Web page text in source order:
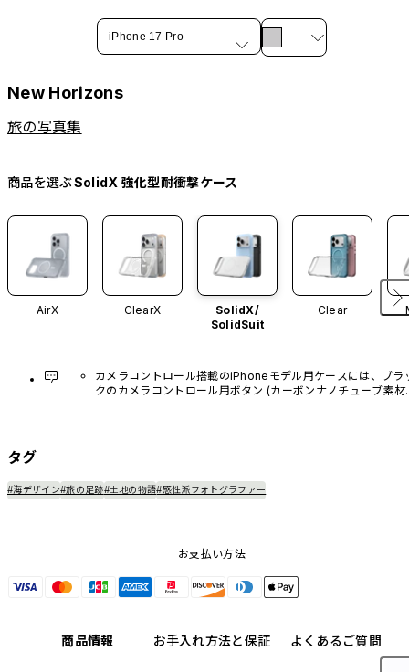
iPhone 17 Pro
New Horizons
旅の写真集
商品を選ぶSolidX 強化型耐衝撃ケース
AirX ClearX
SolidX/
SolidSuit
Clear
カメラコントロール搭載のiPhoneモデル用ケースには、ブラ
クのカメラコントロール用ボタン (カーボンナノチューブ素材)
タグ
#海デザイン#旅の足跡#土地の物語#感性派フォトグラファー
お支払い方法
商品情報 お手入れ方法と保証 よくあるご質問